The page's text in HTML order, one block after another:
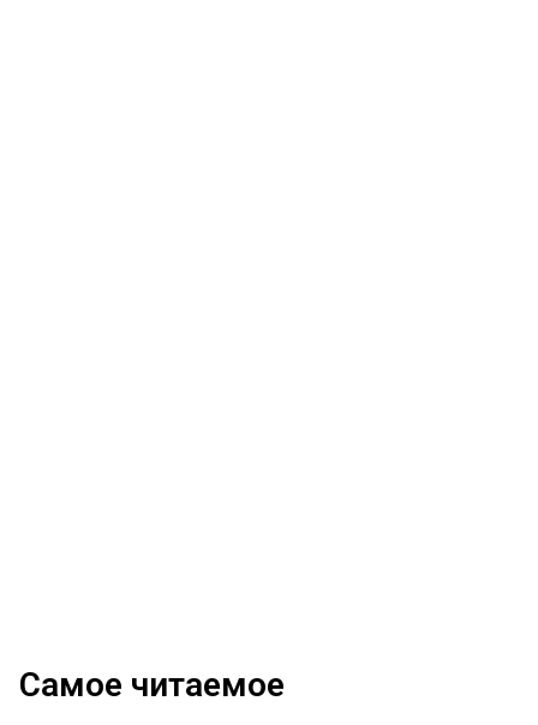
Самое читаемое